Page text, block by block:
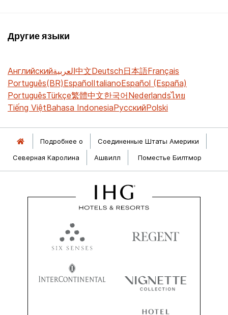
Другие языки
Английскийالعربية中文Deutsch日本語Français
Português(BR)EspañolItalianoEspañol (España)
PortuguêsTürkçe繁體中文한국어Nederlandsไทย
Tiếng ViệtBahasa IndonesiaРусскийPolski
Подробнее о
Соединенные Штаты Америки
Северная Каролина
Ашвилл Поместье Билтмор